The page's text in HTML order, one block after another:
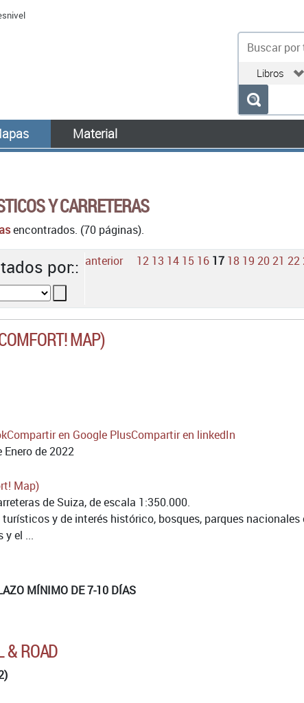
Material
Y CARRETERAS
encontrados. (70 páginas).
por:: anterior 12 13 14 15 16 17 18 19 20 21 22
MAP)
Compartir en Google PlusCompartir en linkedIn
Enero de 2022
de Suiza, de escala 1:350.000.
y de interés histórico, bosques, parques
y el ...
MÍNIMO DE 7-10 DÍAS
& ROAD